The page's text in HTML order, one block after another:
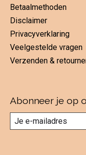
Betaalmethoden
Disclaimer
Privacyverklaring
Veelgestelde vragen
Verzenden &
Abonneer je op